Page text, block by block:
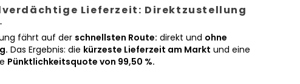
Lieferzeit: Direktzustellung
fährt auf der schnellsten Route: direkt und ohne
Das Ergebnis: die kürzeste Lieferzeit am Markt und eine
Pünktlichkeitsquote von 99,50 %.